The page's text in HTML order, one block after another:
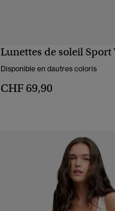
APERÇU RAPIDE
Lunettes de soleil Sport
Disponible en dautres coloris
CHF 69,90